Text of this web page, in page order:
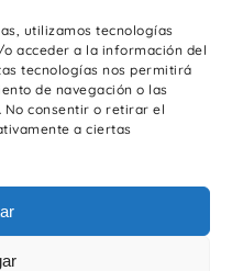
utilizamos tecnologías
acceder a la información del
tecnologías nos permitirá
de navegación o las
No consentir o retirar el
a ciertas
ambiente